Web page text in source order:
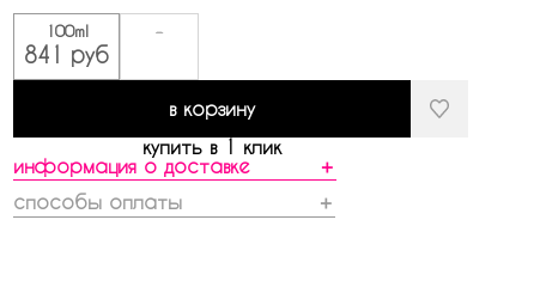
100ml
841 руб
-
в корзину
купить в 1 клик
информация о доставке
＋
способы оплаты
＋